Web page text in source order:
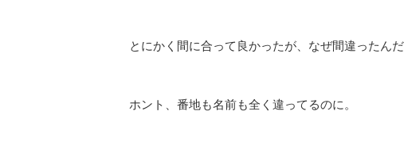
とにかく間に合って良かったが、なぜ間違ったんだ
ホント、番地も名前も全く違ってるのに。